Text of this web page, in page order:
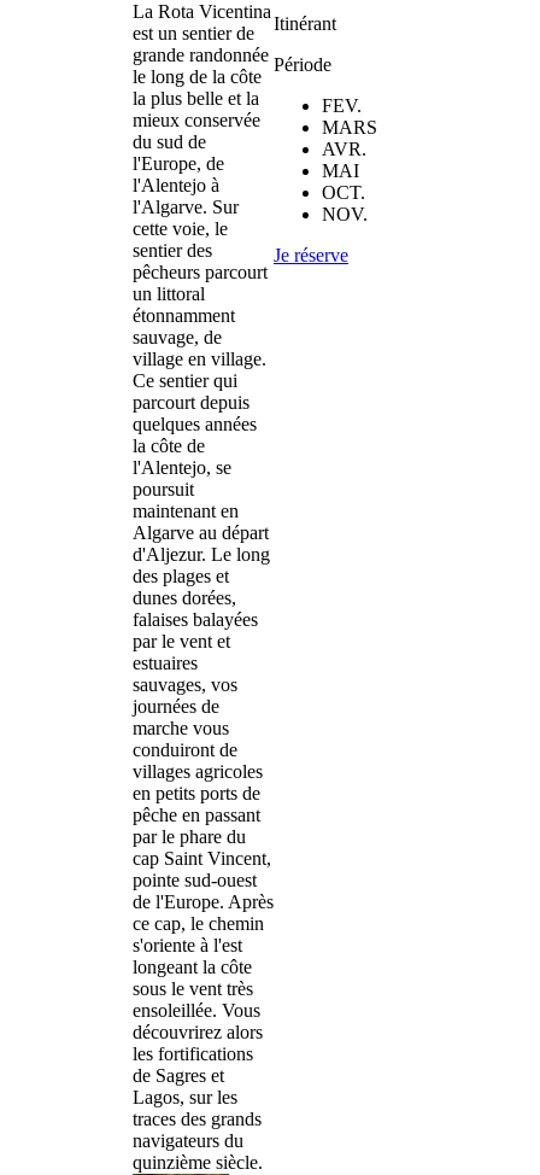
La Rota Vicentina
est un sentier de
grande randonnée
le long de la côte
la plus belle et la
mieux conservée
du sud de
l'Europe, de
l'Alentejo à
l'Algarve. Sur
cette voie, le
sentier des
pêcheurs parcourt
un littoral
étonnamment
sauvage, de
village en village.
Ce sentier qui
parcourt depuis
quelques années
la côte de
l'Alentejo, se
poursuit
maintenant en
Algarve au départ
d'Aljezur. Le long
des plages et
dunes dorées,
falaises balayées
par le vent et
estuaires
sauvages, vos
journées de
marche vous
conduiront de
villages agricoles
en petits ports de
pêche en passant
par le phare du
cap Saint Vincent,
pointe sud-ouest
de l'Europe. Après
ce cap, le chemin
s'oriente à l'est
longeant la côte
sous le vent très
ensoleillée. Vous
découvrirez alors
les fortifications
de Sagres et
Lagos, sur les
traces des grands
navigateurs du
quinzième siècle.
Itinérant
Période
FEV.
MARS
AVR.
MAI
OCT.
NOV.
Je réserve